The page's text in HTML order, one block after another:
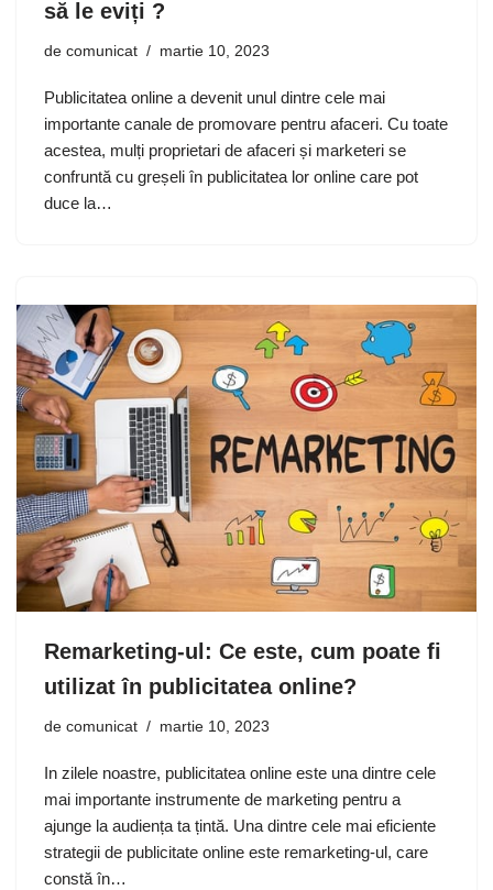
să le eviți ?
de comunicat martie 10, 2023
Publicitatea online a devenit unul dintre cele mai
importante canale de promovare pentru afaceri. Cu toate
acestea, mulți proprietari de afaceri și marketeri se
confruntă cu greșeli în publicitatea lor online care pot
duce la…
Remarketing-ul: Ce este, cum poate fi
utilizat în publicitatea online?
de comunicat martie 10, 2023
In zilele noastre, publicitatea online este una dintre cele
mai importante instrumente de marketing pentru a
ajunge la audiența ta țintă. Una dintre cele mai eficiente
strategii de publicitate online este remarketing-ul, care
constă în…